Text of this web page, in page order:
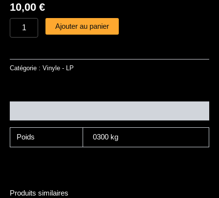
10,00 €
Ajouter au panier
Catégorie : Vinyle - LP
Poids 0300 kg
Produits similaires